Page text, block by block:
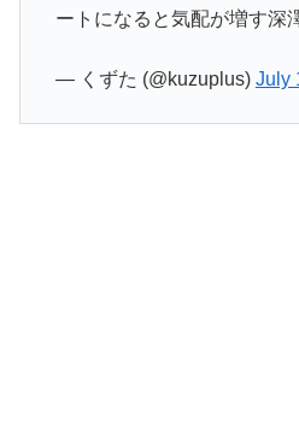
ートになると気配が増す深
— くずた (@kuzuplus) July